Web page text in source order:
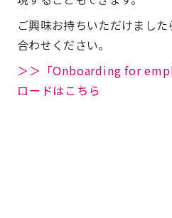
ご興味お持ちいただけまし
合わせください。
＞＞「Onboarding for
ロードはこちら